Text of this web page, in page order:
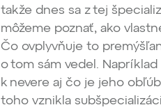
takže dnes sa z tej
môžeme poznať, ako
Čo ovplyvňuje to
o tom sám vedel.
k nevere aj čo je jeho
toho vznikla